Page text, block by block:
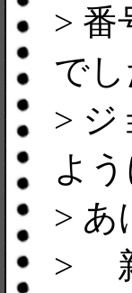
> 番
で
> ジ
よ
> あ
>